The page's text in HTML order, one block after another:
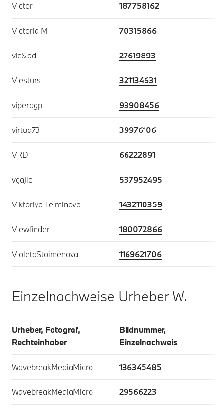
Victor 187758162
Victoria М 70315866
vic&dd 27619893
Viesturs 321134631
viperagp 93908456
virtua73 39976106
VRD 66222891
vgajic 537952495
Viktoriya Telminova 1432110359
Viewfinder 180072866
VioletaStoimenova 1169621706
Einzelnachweise Urheber W.
Urheber, Fotograf,
Rechteinhaber
Bildnummer,
Einzelnachweis
WavebreakMediaMicro 136345485
WavebreakMediaMicro 29566223